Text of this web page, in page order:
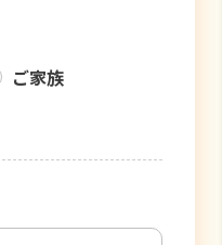
ご家族